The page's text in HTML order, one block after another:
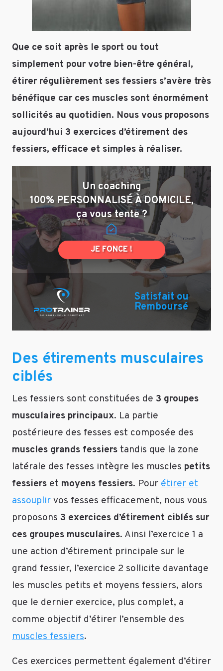
Que ce soit après le sport ou tout
simplement pour votre bien-être général,
étirer régulièrement ses fessiers s’avère très
bénéfique car ces muscles sont énormément
sollicités au quotidien. Nous vous proposons
aujourd’hui 3 exercices d’étirement des
fessiers, efficace et simples à réaliser.
Un coaching
100% PERSONNALISÉ À DOMICILE,
ça vous tente ?
JE FONCE !
Satisfait ou
Remboursé
Des étirements musculaires
ciblés
Les fessiers sont constituées de 3 groupes
musculaires principaux. La partie
postérieure des fesses est composée des
muscles grands fessiers tandis que la zone
latérale des fesses intègre les muscles petits
fessiers et moyens fessiers. Pour étirer et
assouplir vos fesses efficacement, nous vous
proposons 3 exercices d’étirement ciblés sur
ces groupes musculaires. Ainsi l’exercice 1 a
une action d’étirement principale sur le
grand fessier, l’exercice 2 sollicite davantage
les muscles petits et moyens fessiers, alors
que le dernier exercice, plus complet, a
comme objectif d’étirer l’ensemble des
muscles fessiers.
Ces exercices permettent également d’étirer
e-mail et
site dans
mon